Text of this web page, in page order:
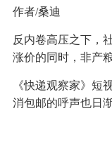
作者/桑迪
反内卷高压之下，
涨价的同时，非产
《快递观察家》短
消包邮的呼声也日